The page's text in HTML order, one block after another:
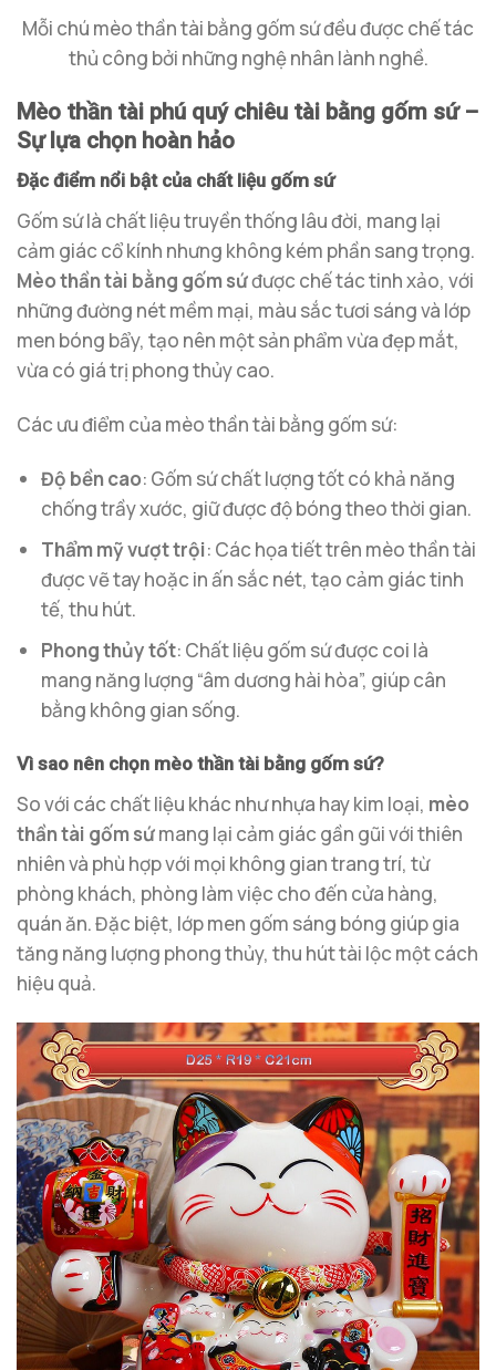
Mỗi chú mèo thần tài bằng gốm sứ đều được chế tác
thủ công bởi những nghệ nhân lành nghề.
Mèo thần tài phú quý chiêu tài bằng gốm sứ –
Sự lựa chọn hoàn hảo
Đặc điểm nổi bật của chất liệu gốm sứ
Gốm sứ là chất liệu truyền thống lâu đời, mang lại
cảm giác cổ kính nhưng không kém phần sang trọng.
Mèo thần tài bằng gốm sứđược chế tác tinh xảo, với
những đường nét mềm mại, màu sắc tươi sáng và lớp
men bóng bẩy, tạo nên một sản phẩm vừa đẹp mắt,
vừa có giá trị phong thủy cao.
Các ưu điểm của mèo thần tài bằng gốm sứ:
Độ bền cao: Gốm sứ chất lượng tốt có khả năng
chống trầy xước, giữ được độ bóng theo thời gian.
Thẩm mỹ vượt trội: Các họa tiết trên mèo thần tài
được vẽ tay hoặc in ấn sắc nét, tạo cảm giác tinh
tế, thu hút.
Phong thủy tốt: Chất liệu gốm sứ được coi là
mang năng lượng “âm dương hài hòa”, giúp cân
bằng không gian sống.
Vì sao nên chọn mèo thần tài bằng gốm sứ?
So với các chất liệu khác như nhựa hay kim loại, mèo
thần tài gốm sứmang lại cảm giác gần gũi với thiên
nhiên và phù hợp với mọi không gian trang trí, từ
phòng khách, phòng làm việc cho đến cửa hàng,
quán ăn. Đặc biệt, lớp men gốm sáng bóng giúp gia
tăng năng lượng phong thủy, thu hút tài lộc một cách
hiệu quả.